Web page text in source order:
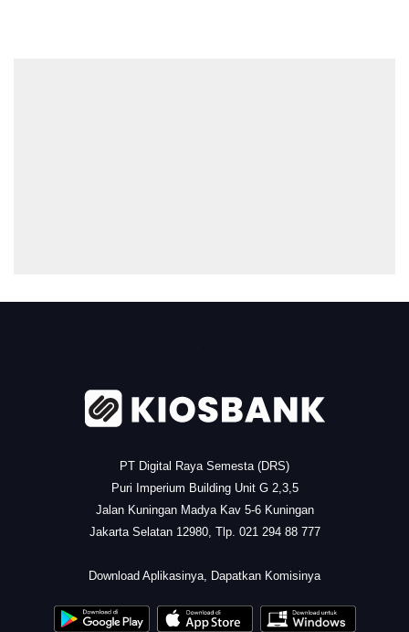
PT Digital Raya Semesta (DRS)
Puri Imperium Building Unit G 2,3,5
Jalan Kuningan Madya Kav 5-6 Kuningan
Jakarta Selatan 12980, Tlp. 021 294 88 777
Download Aplikasinya, Dapatkan Komisinya